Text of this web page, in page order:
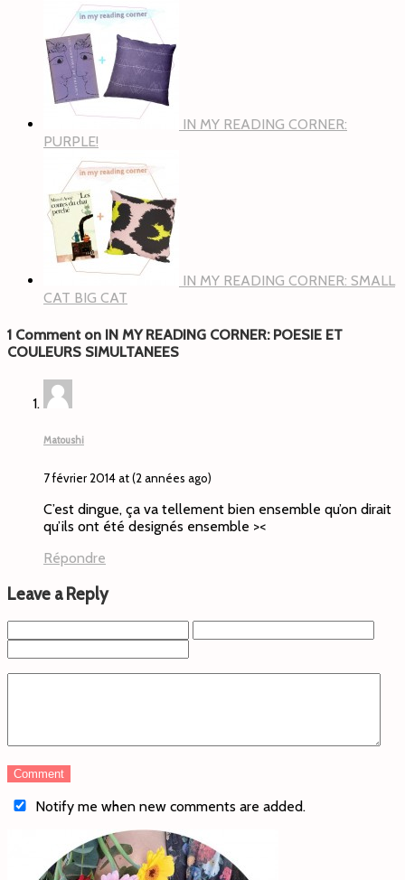
IN MY READING CORNER:
PURPLE!
IN MY READING CORNER: SMALL
CAT BIG CAT
1 Comment on IN MY READING CORNER: POESIE ET
COULEURS SIMULTANEES
Matoushi
7 février 2014 at (2 années ago)
C’est dingue, ça va tellement bien ensemble qu’on dirait
qu’ils ont été designés ensemble ><
Répondre
Leave a Reply
Notify me when new comments are added.